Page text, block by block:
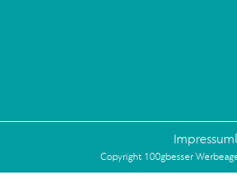
Copyright 100gbesser
Impressum